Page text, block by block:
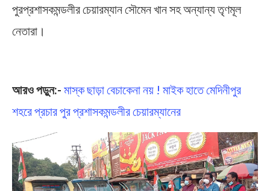
পুরপ্রশাসকমন্ডলীর চেয়ারম্যান সৌমেন খান সহ অন্যান্য তৃণমূল
নেতারা।
আরও পড়ুন:- মাস্ক ছাড়া বেচাকেনা নয় ! মাইক হাতে মেদিনীপুর
শহরে প্রচার পুর প্রশাসকমন্ডলীর চেয়ারম্যানের